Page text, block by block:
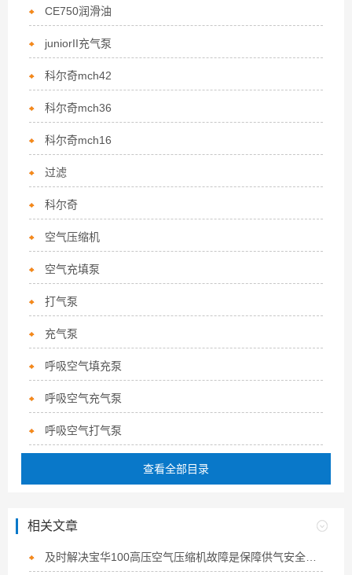
CE750润滑油
juniorII充气泵
科尔奇mch42
科尔奇mch36
科尔奇mch16
过滤
科尔奇
空气压缩机
空气充填泵
打气泵
充气泵
呼吸空气填充泵
呼吸空气充气泵
呼吸空气打气泵
查看全部目录
相关文章